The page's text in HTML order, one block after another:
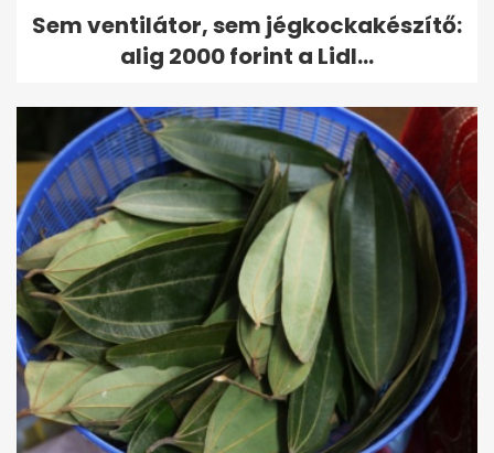
Sem ventilátor, sem jégkockakészítő:
alig 2000 forint a Lidl...